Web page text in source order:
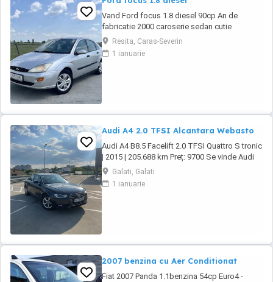
Vand Ford focus 1.8 diesel 90cp An de
fabricatie 2000 caroserie sedan cutie
manuala in cinci viteze Kilometraj 258.587 km,
reali. Se poate trimite in privat raport
carvetical. Proprietar din anul 2017. Interior
Resita, Caras-Severin
1 ianuarie
Audi A4 2.0 TFSI Alcantara Webasto
Audi A4 B8.5 Facelift 2.0 TFSI Quattro S tronic
| 2015 | 205.688 km Preț: 9700 Se vinde Audi
A4 B8.5 Facelift, an fabricație 2015, motor 2.0
TFSI benzină, cutie automată S tronic și
tracțiune Quattro. Mașina este într-o stare
Galati, Galati
1 ianuarie
2007 benzina cu Aer Conditionat
Fiat 2007 Panda 1.1benzina 54cp Euro4 -